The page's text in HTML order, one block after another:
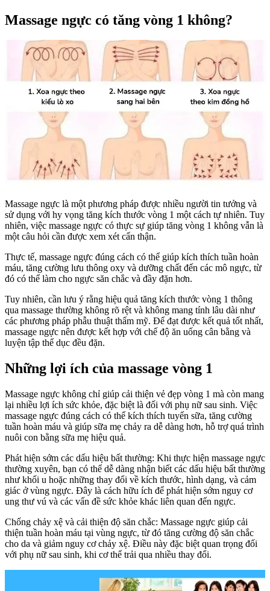
Massage ngực có tăng vòng 1 không?
Massage ngực là một phương pháp được nhiều người tin tưởng và
sử dụng với hy vọng tăng kích thước vòng 1 một cách tự nhiên. Tuy
nhiên, việc massage ngực có thực sự giúp tăng vòng 1 không vẫn là
một câu hỏi cần được xem xét cẩn thận.
Thực tế, massage ngực đúng cách có thể giúp kích thích tuần hoàn
máu, tăng cường lưu thông oxy và dưỡng chất đến các mô ngực, từ
đó có thể làm cho ngực săn chắc và đầy đặn hơn.
Tuy nhiên, cần lưu ý rằng hiệu quả tăng kích thước vòng 1 thông
qua massage thường không rõ rệt và không mang tính lâu dài như
các phương pháp phẫu thuật thẩm mỹ. Để đạt được kết quả tốt nhất,
massage ngực nên được kết hợp với chế độ ăn uống cân bằng và
luyện tập thể dục đều đặn.
Những lợi ích của massage vòng 1
Massage ngực không chỉ giúp cải thiện vẻ đẹp vòng 1 mà còn mang
lại nhiều lợi ích sức khỏe, đặc biệt là đối với phụ nữ sau sinh. Việc
massage ngực đúng cách có thể kích thích tuyến sữa, tăng cường
tuần hoàn máu và giúp sữa mẹ chảy ra dễ dàng hơn, hỗ trợ quá trình
nuôi con bằng sữa mẹ hiệu quả.
Phát hiện sớm các dấu hiệu bất thường: Khi thực hiện massage ngực
thường xuyên, bạn có thể dễ dàng nhận biết các dấu hiệu bất thường
như khối u hoặc những thay đổi về kích thước, hình dạng, và cảm
giác ở vùng ngực. Đây là cách hữu ích để phát hiện sớm nguy cơ
ung thư vú và các vấn đề sức khỏe khác liên quan đến ngực.
Chống chảy xệ và cải thiện độ săn chắc: Massage ngực giúp cải
thiện tuần hoàn máu tại vùng ngực, từ đó tăng cường độ săn chắc
cho da và giảm nguy cơ chảy xệ. Điều này đặc biệt quan trọng đối
với phụ nữ sau sinh, khi cơ thể trải qua nhiều thay đổi.